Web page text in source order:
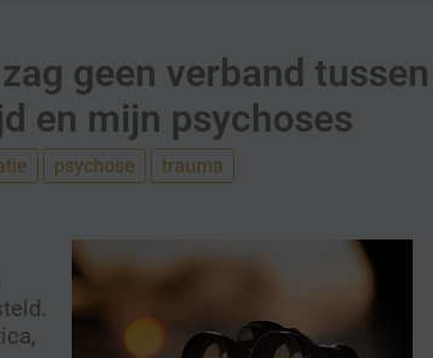
geen verband tussen
en mijn psychoses
psychose trauma